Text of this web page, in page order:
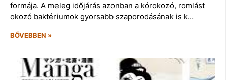
formája. A meleg időjárás azonban a kórokozó, romlást
okozó baktériumok gyorsabb szaporodásának is k…
BŐVEBBEN »